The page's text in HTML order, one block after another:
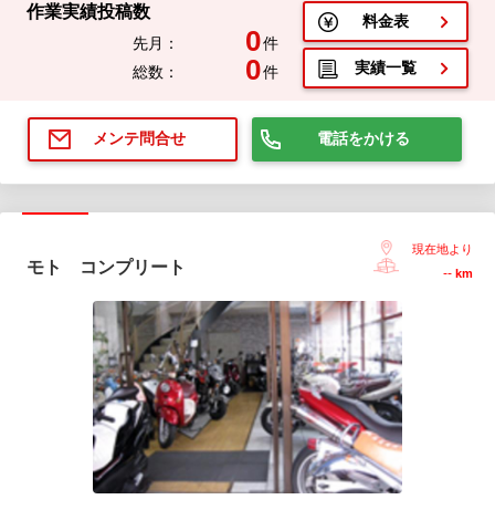
作業実績投稿数
先月： 0件
総数：
0件
料金表
実績一覧
メンテ問合せ 電話をかける
モト コンプリート
現在地より
-- km